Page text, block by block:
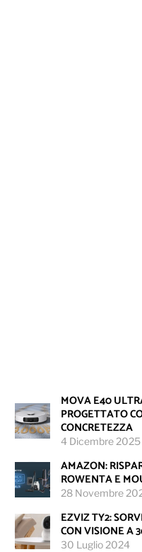
MOVA E40
PROGETTATO
CONCRETEZZA
4 Dicembre 2025
AMAZON:
ROWENTA E
28 Novembre
EZVIZ TY2:
CON VISIONE A
30 Luglio 2024